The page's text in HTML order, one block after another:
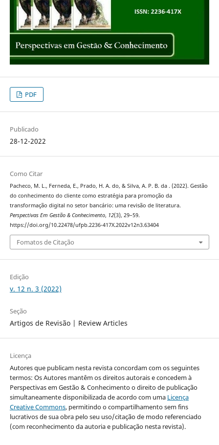
PDF
Publicado
28-12-2022
Como Citar
Pacheco, M. L., Ferneda, E., Prado, H. A. do, & Silva, A. P. B. da . (2022). Gestão
do conhecimento do cliente como estratégia para promoção da
transformação digital no setor bancário: uma revisão de literatura.
Perspectivas Em Gestão & Conhecimento, 12(3), 29–59.
https://doi.org/10.22478/ufpb.2236-417X.2022v12n3.63404
Fomatos de Citação
Edição
v. 12 n. 3 (2022)
Seção
Artigos de Revisão | Review Articles
Licença
Autores que publicam nesta revista concordam com os seguintes
termos: Os Autores mantêm os direitos autorais e concedem à
Perspectivas em Gestão & Conhecimento o direito de publicação
simultaneamente disponibilizada de acordo com uma Licença
Creative Commons, permitindo o compartilhamento sem fins
lucrativos de sua obra pelo seu uso/citação de modo referenciado
(com reconhecimento da autoria e publicação nesta revista).